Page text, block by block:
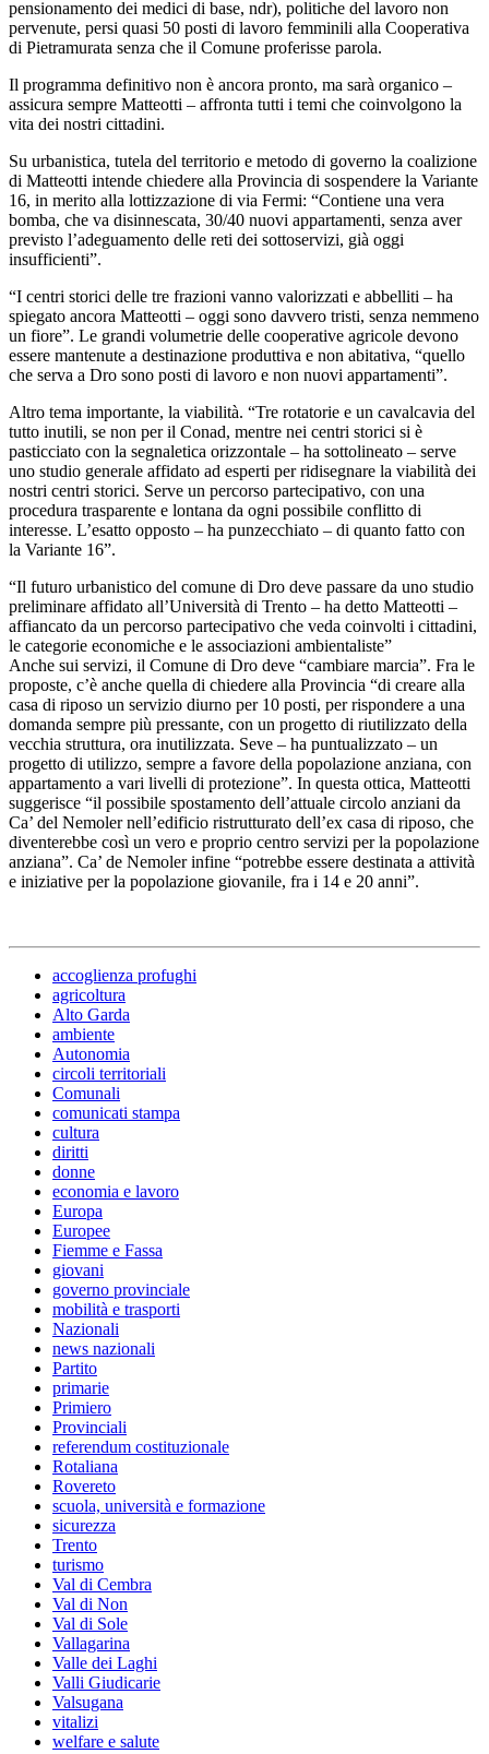
pensionamento dei medici di base, ndr), politiche del lavoro non
pervenute, persi quasi 50 posti di lavoro femminili alla Cooperativa
di Pietramurata senza che il Comune proferisse parola.
Il programma definitivo non è ancora pronto, ma sarà organico –
assicura sempre Matteotti – affronta tutti i temi che coinvolgono la
vita dei nostri cittadini.
Su urbanistica, tutela del territorio e metodo di governo la coalizione
di Matteotti intende chiedere alla Provincia di sospendere la Variante
16, in merito alla lottizzazione di via Fermi: “Contiene una vera
bomba, che va disinnescata, 30/40 nuovi appartamenti, senza aver
previsto l’adeguamento delle reti dei sottoservizi, già oggi
insufficienti”.
“I centri storici delle tre frazioni vanno valorizzati e abbelliti – ha
spiegato ancora Matteotti – oggi sono davvero tristi, senza nemmeno
un fiore”. Le grandi volumetrie delle cooperative agricole devono
essere mantenute a destinazione produttiva e non abitativa, “quello
che serva a Dro sono posti di lavoro e non nuovi appartamenti”.
Altro tema importante, la viabilità. “Tre rotatorie e un cavalcavia del
tutto inutili, se non per il Conad, mentre nei centri storici si è
pasticciato con la segnaletica orizzontale – ha sottolineato – serve
uno studio generale affidato ad esperti per ridisegnare la viabilità dei
nostri centri storici. Serve un percorso partecipativo, con una
procedura trasparente e lontana da ogni possibile conflitto di
interesse. L’esatto opposto – ha punzecchiato – di quanto fatto con
la Variante 16”.
“Il futuro urbanistico del comune di Dro deve passare da uno studio
preliminare affidato all’Università di Trento – ha detto Matteotti –
affiancato da un percorso partecipativo che veda coinvolti i cittadini,
le categorie economiche e le associazioni ambientaliste”
Anche sui servizi, il Comune di Dro deve “cambiare marcia”. Fra le
proposte, c’è anche quella di chiedere alla Provincia “di creare alla
casa di riposo un servizio diurno per 10 posti, per rispondere a una
domanda sempre più pressante, con un progetto di riutilizzato della
vecchia struttura, ora inutilizzata. Seve – ha puntualizzato – un
progetto di utilizzo, sempre a favore della popolazione anziana, con
appartamento a vari livelli di protezione”. In questa ottica, Matteotti
suggerisce “il possibile spostamento dell’attuale circolo anziani da
Ca’ del Nemoler nell’edificio ristrutturato dell’ex casa di riposo, che
diventerebbe così un vero e proprio centro servizi per la popolazione
anziana”. Ca’ de Nemoler infine “potrebbe essere destinata a attività
e iniziative per la popolazione giovanile, fra i 14 e 20 anni”.
accoglienza profughi
agricoltura
Alto Garda
ambiente
Autonomia
circoli territoriali
Comunali
comunicati stampa
cultura
diritti
donne
economia e lavoro
Europa
Europee
Fiemme e Fassa
giovani
governo provinciale
mobilità e trasporti
Nazionali
news nazionali
Partito
primarie
Primiero
Provinciali
referendum costituzionale
Rotaliana
Rovereto
scuola, università e formazione
sicurezza
Trento
turismo
Val di Cembra
Val di Non
Val di Sole
Vallagarina
Valle dei Laghi
Valli Giudicarie
Valsugana
vitalizi
welfare e salute